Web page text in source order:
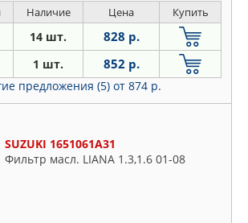
Наличие Цена Купить
14 шт. 828 р.
1 шт. 852 р.
предложения (5) от 874 р.
SUZUKI 1651061A31
Фильтр масл. LIANA 1.3,1.6 01-08